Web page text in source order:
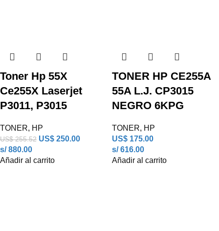
Toner Hp 55X
Ce255X Laserjet
P3011, P3015
TONER, HP
US$255.52 US$ 250.00
s/ 880.00
Añadir al carrito
TONER HP CE255A
55A L.J. CP3015
NEGRO 6KPG
TONER, HP
US$ 175.00
s/ 616.00
Añadir al carrito